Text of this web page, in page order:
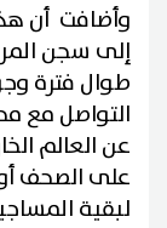
وأضافت أن
إلى سجن
طوال فترة
التواصل مع
عن العالم
على الصحف أو
لبقية